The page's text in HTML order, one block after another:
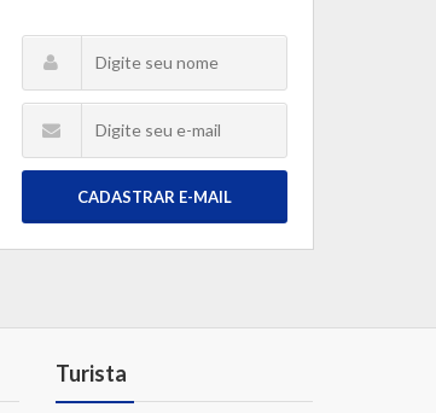
CADASTRAR E-MAIL
Turista